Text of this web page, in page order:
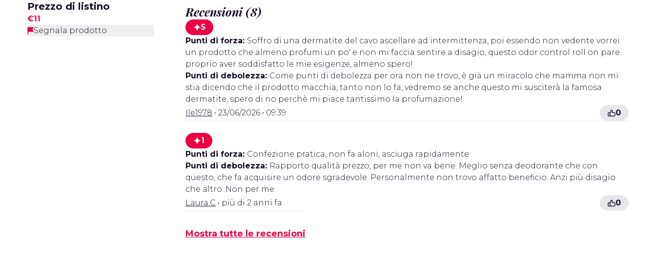
Prezzo di listino
€11
Segnala prodotto
Recensioni (8)
5
Punti di forza: Soffro di una dermatite del cavo ascellare ad intermittenza, poi essendo non vedente vorrei
un prodotto che almeno profumi un po' e non mi faccia sentire a disagio, questo odor control roll on pare
proprio aver soddisfatto le mie esigenze, almeno spero!
Punti di debolezza: Come punti di debolezza per ora non ne trovo, è già un miracolo che mamma non mi
stia dicendo che il prodotto macchia, tanto non lo fa, vedremo se anche questo mi susciterà la famosa
dermatite, spero di no perchè mi piace tantissimo la profumazione!
Ile1978 • 23/06/2026 • 09:39 0
1
Punti di forza: Confezione pratica, non fa aloni, asciuga rapidamente
Punti di debolezza: Rapporto qualità prezzo, per me non va bene. Meglio senza deodorante che con
questo, che fa acquisire un odore sgradevole. Personalmente non trovo affatto beneficio. Anzi più disagio
che altro. Non per me.
Laura.C • più di 2 anni fa 0
Mostra tutte le recensioni